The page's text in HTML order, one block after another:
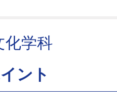
化学科
ント